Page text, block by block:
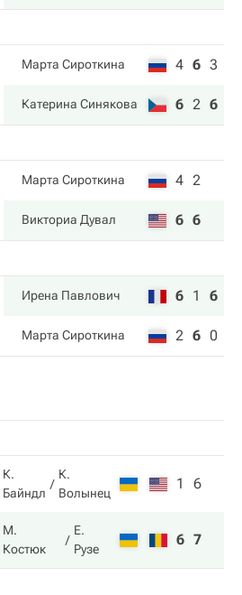
Марта Сироткина 4 6 3
Катерина Синякова 6 2 6
Марта Сироткина 4 2
Викториа Дувал 6 6
Ирена Павлович 6 1 6
Марта Сироткина 2 6 0
К.
Байндл
К.
Волынец
1 6
М.
Костюк
Е.
Рузе
6 7